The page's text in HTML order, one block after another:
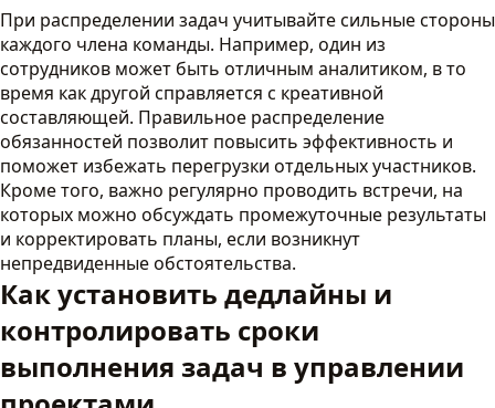
При распределении задач учитывайте сильные стороны
каждого члена команды. Например, один из
сотрудников может быть отличным аналитиком, в то
время как другой справляется с креативной
составляющей. Правильное распределение
обязанностей позволит повысить эффективность и
поможет избежать перегрузки отдельных участников.
Кроме того, важно регулярно проводить встречи, на
которых можно обсуждать промежуточные результаты
и корректировать планы, если возникнут
непредвиденные обстоятельства.
Как установить дедлайны и
контролировать сроки
выполнения задач в управлении